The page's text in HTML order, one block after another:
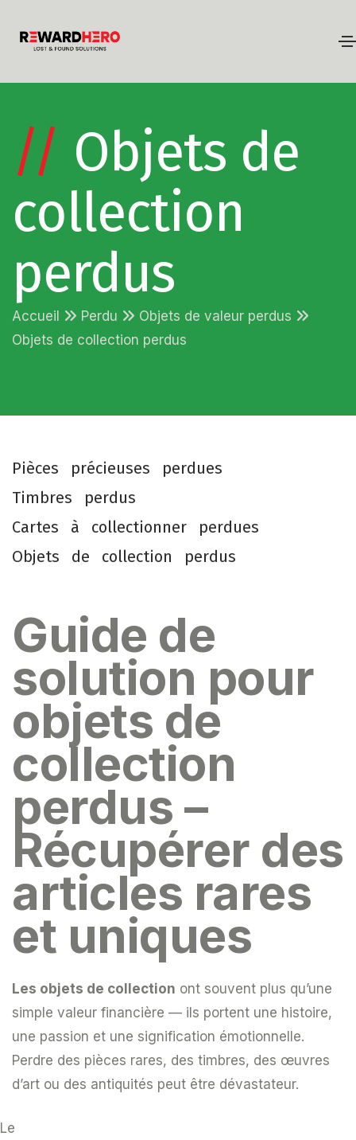
// Objets de
collection
perdus
Accueil Perdu
Objets de valeur perdus
Objets de collection perdus
Pièces précieuses perdues
Timbres perdus
Cartes à collectionner perdues
Objets de collection perdus
Guide de
solution pour
objets de
collection
perdus –
Récupérer des
articles rares
et uniques
Les objets de collection ont souvent plus qu’une
simple valeur financière — ils portent une histoire,
une passion et une signification émotionnelle.
Perdre des pièces rares, des timbres, des œuvres
d’art ou des antiquités peut être dévastateur.
Le